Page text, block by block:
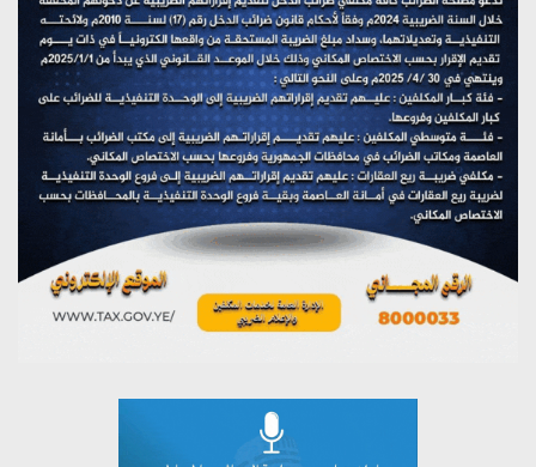
يوليو 28, 2026
(نحن لا نهزم) بث مباشر
يوليو 28, 2026
تستمعون لبرنامج (هندسة الوهم)
يوليو 28, 2026